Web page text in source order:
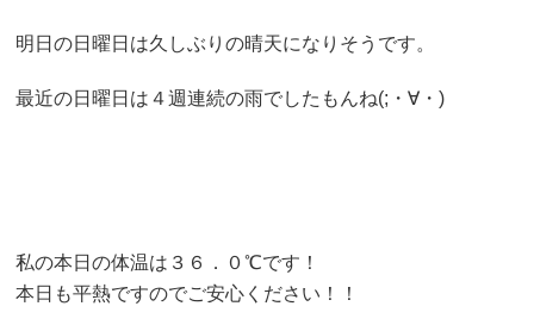
明日の日曜日は久しぶりの晴天になりそうです。
最近の日曜日は４週連続の雨でしたもんね(;・∀・)
私の本日の体温は３６．０℃です！
本日も平熱ですのでご安心ください！！